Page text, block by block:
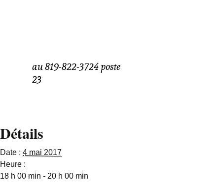
au 819-822-3724 poste
23
Détails
Date : 4 mai 2017
Heure :
18 h 00 min - 20 h 00 min